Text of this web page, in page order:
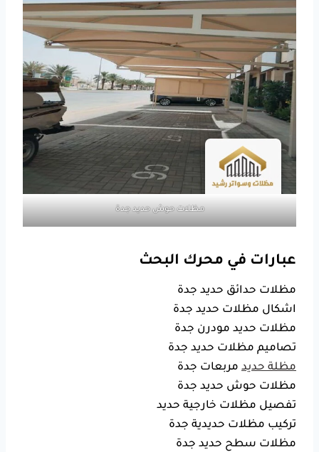
مظلات حوش حديد جدة
عبارات في محرك البحث
مظلات حدائق حديد جدة
اشكال مظلات حديد جدة
مظلات حديد مودرن جدة
تصاميم مظلات حديد جدة
مظلة حديد مربعات جدة
مظلات حوش حديد جدة
تفصيل مظلات خارجية حديد
تركيب مظلات حديدية جدة
مظلات سطح حديد جدة